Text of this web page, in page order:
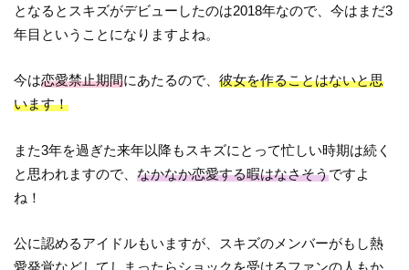
となるとスキズがデビューしたのは2018年なので、今はまだ3
年目ということになりますよね。
今は恋愛禁止期間にあたるので、彼女を作ることはないと思
います！
また3年を過ぎた来年以降もスキズにとって忙しい時期は続く
と思われますので、なかなか恋愛する暇はなさそうですよ
ね！
公に認めるアイドルもいますが、スキズのメンバーがもし熱
愛発覚などしてしまったらショックを受けるファンの人もか